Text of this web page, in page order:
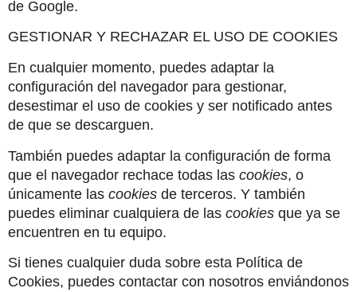
de Google.
GESTIONAR Y RECHAZAR EL USO DE COOKIES
En cualquier momento, puedes adaptar la
configuración del navegador para gestionar,
desestimar el uso de cookies y ser notificado antes
de que se descarguen.
También puedes adaptar la configuración de forma
que el navegador rechace todas las cookies, o
únicamente las cookies de terceros. Y también
puedes eliminar cualquiera de las cookies que ya se
encuentren en tu equipo.
Si tienes cualquier duda sobre esta Política de
Cookies, puedes contactar con nosotros enviándonos